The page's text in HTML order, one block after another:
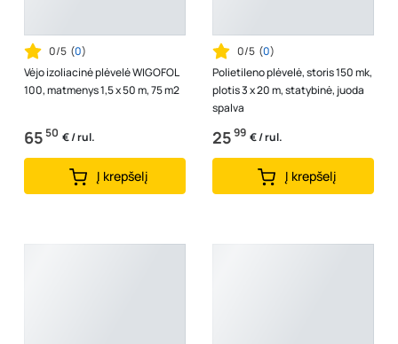
0/5 (0)
Vėjo izoliacinė plėvelė WIGOFOL
100, matmenys 1,5 x 50 m, 75 m2
6550 € / rul.
Į krepšelį
0/5 (0)
Polietileno plėvelė, storis 150 mk,
plotis 3 x 20 m, statybinė, juoda
spalva
2599 € / rul.
Į krepšelį